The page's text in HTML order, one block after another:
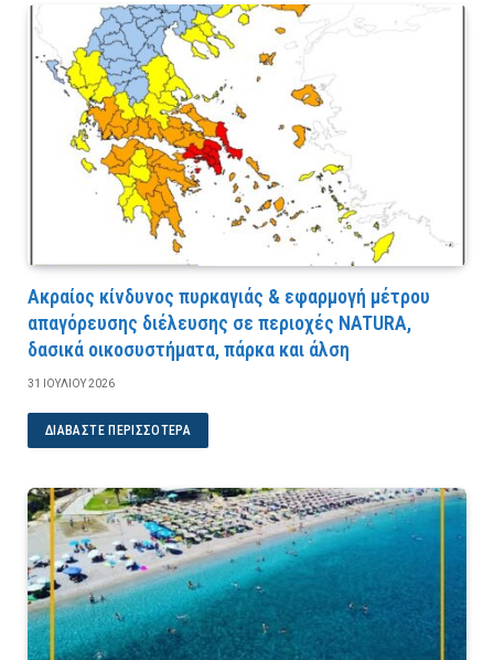
Ακραίος κίνδυνος πυρκαγιάς & εφαρμογή μέτρου
απαγόρευσης διέλευσης σε περιοχές NATURA,
δασικά οικοσυστήματα, πάρκα και άλση
31 ΙΟΥΛΊΟΥ 2026
ΔΙΑΒΆΣΤΕ ΠΕΡΙΣΣΌΤΕΡΑ